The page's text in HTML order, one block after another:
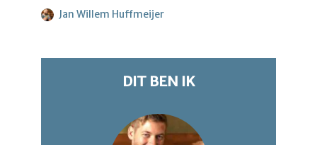
Jan Willem Huffmeijer
DIT BEN IK